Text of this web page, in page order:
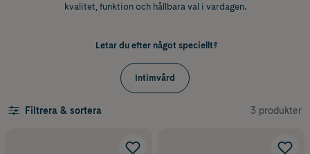
kvalitet, funktion och hållbara val i vardagen.
Letar du efter något speciellt?
Intimvård
Filtrera & sortera 3 produkter